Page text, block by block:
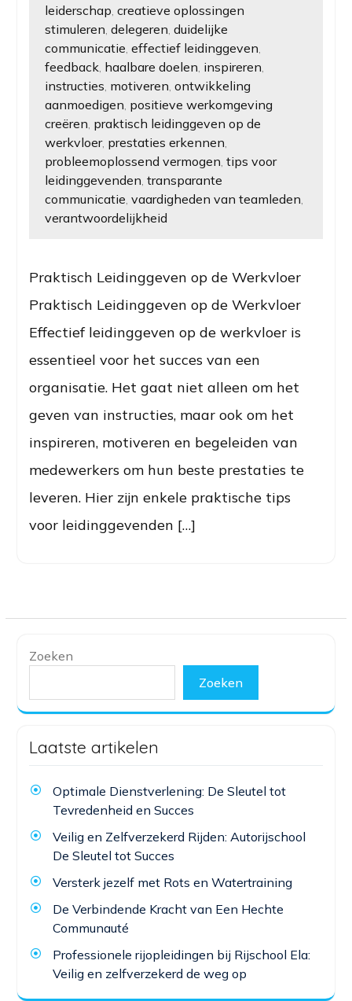
leiderschap, creatieve oplossingen
stimuleren, delegeren, duidelijke
communicatie, effectief leidinggeven,
feedback, haalbare doelen, inspireren,
instructies, motiveren, ontwikkeling
aanmoedigen, positieve werkomgeving
creëren, praktisch leidinggeven op de
werkvloer, prestaties erkennen,
probleemoplossend vermogen, tips voor
leidinggevenden, transparante
communicatie, vaardigheden van teamleden,
verantwoordelijkheid
Praktisch Leidinggeven op de Werkvloer
Praktisch Leidinggeven op de Werkvloer
Effectief leidinggeven op de werkvloer is
essentieel voor het succes van een
organisatie. Het gaat niet alleen om het
geven van instructies, maar ook om het
inspireren, motiveren en begeleiden van
medewerkers om hun beste prestaties te
leveren. Hier zijn enkele praktische tips
voor leidinggevenden […]
Zoeken
Zoeken
Laatste artikelen
Optimale Dienstverlening: De Sleutel tot
Tevredenheid en Succes
Veilig en Zelfverzekerd Rijden: Autorijschool
De Sleutel tot Succes
Versterk jezelf met Rots en Watertraining
De Verbindende Kracht van Een Hechte
Communauté
Professionele rijopleidingen bij Rijschool Ela:
Veilig en zelfverzekerd de weg op